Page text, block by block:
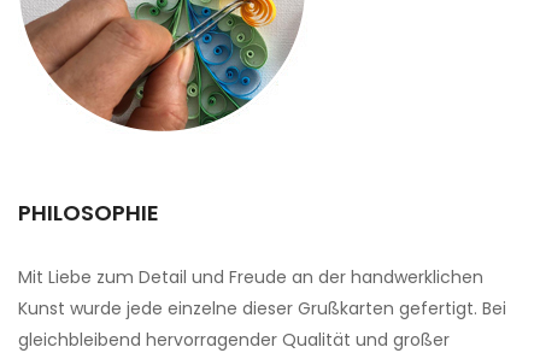
PHILOSOPHIE
Mit Liebe zum Detail und Freude an der handwerklichen
Kunst wurde jede einzelne dieser Grußkarten gefertigt. Bei
gleichbleibend hervorragender Qualität und großer